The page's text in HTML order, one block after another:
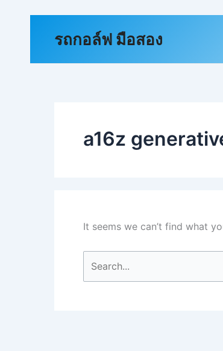
contentรถกอล์ฟ มือสอง
a16z
It seems we can’t find what
for: